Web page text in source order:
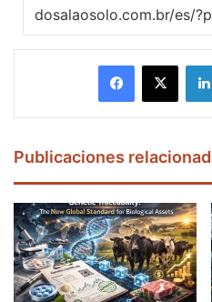
Facebook
X
Publicaciones